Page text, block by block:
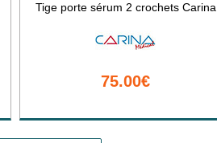
Tige porte sérum 2 crochets Carina
75.00€